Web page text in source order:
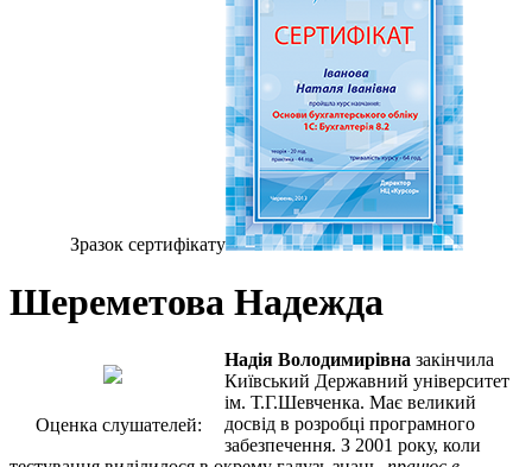
Зразок сертифiкату
Шереметова Надежда
Оценка слушателей:
Надія Володимирівна закінчила
Київський Державний університет
ім. Т.Г.Шевченка. Має великий
досвід в розробці програмного
забезпечення. З 2001 року, коли